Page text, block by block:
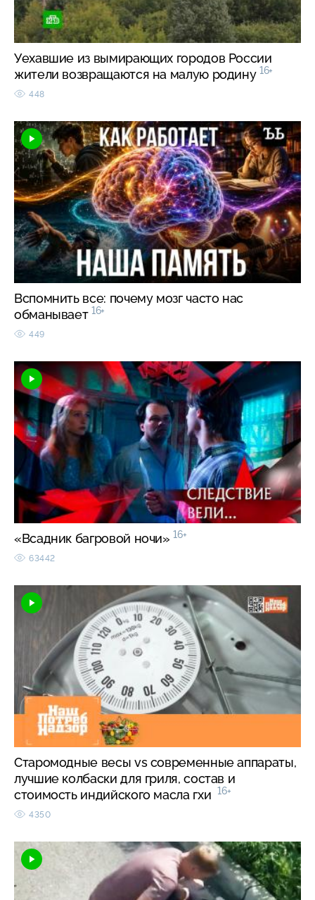
Уехавшие из вымирающих городов России
жители возвращаются на малую родину 16+
448
Вспомнить все: почему мозг часто нас
обманывает 16+
449
«Всадник багровой ночи» 16+
63442
Старомодные весы vs современные аппараты,
лучшие колбаски для гриля, состав и
стоимость индийского масла гхи 16+
4350